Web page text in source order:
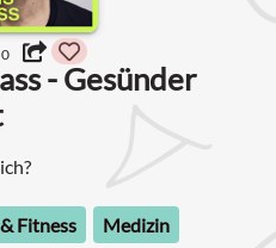
0
- Gesünder
Fitness
Medizin